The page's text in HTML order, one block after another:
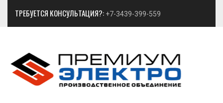
ТРЕБУЕТСЯ КОНСУЛЬТАЦИЯ?: +7-3439-399-559